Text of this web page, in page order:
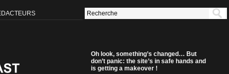
Oh look, something’s changed… But
don’t panic: the site’s in safe hands and
is getting a makeover !